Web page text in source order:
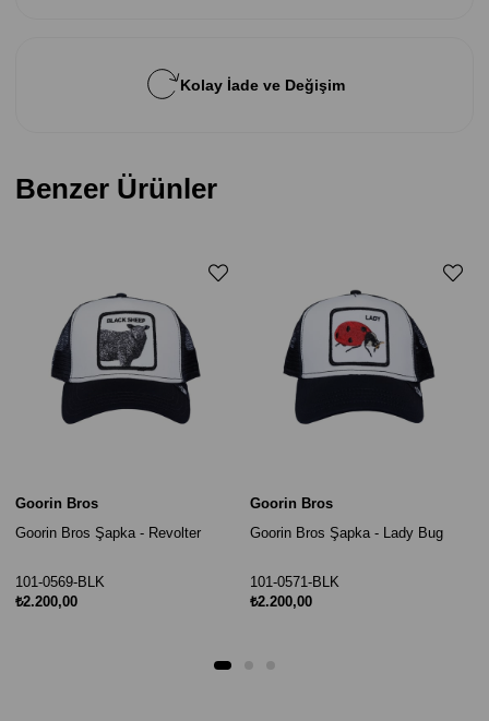
Kolay İade ve Değişim
Benzer Ürünler
Goorin Bros
Goorin Bros Şapka - Revolter
101-0569-BLK
₺2.200,00
Goorin Bros
Goorin Bros Şapka - Lady Bug
101-0571-BLK
₺2.200,00